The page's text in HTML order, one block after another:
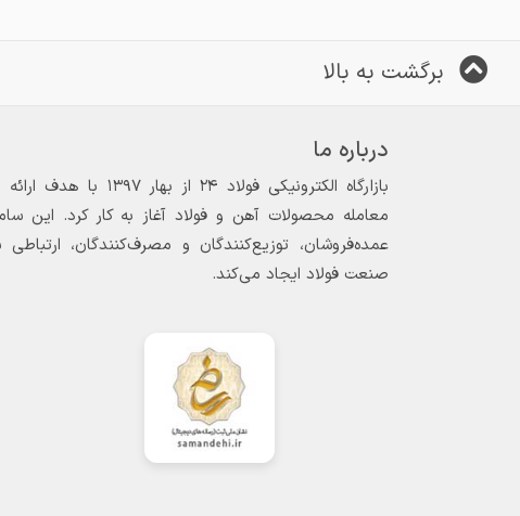
برگشت به بالا
درباره ما
بازارگاه الکترونیکی
معامله محصولات آهن و فولاد آغاز به کار کرد. این
عمده‌فروشان، توزیع‌کنندگان و مصرف‌کنندگان،
صنعت فولاد ایجاد می‌کند.